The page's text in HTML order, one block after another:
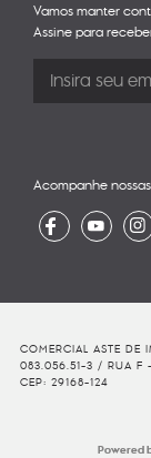
Vamos manter
Assine para
Acompanhe
COMERCIAL ASTE DE
083.056.51-3 / RUA F
CEP: 29168-124
Powered